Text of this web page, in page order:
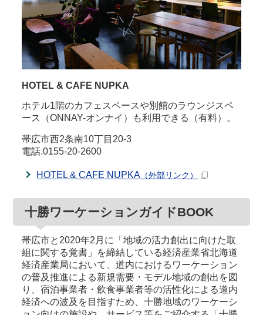
HOTEL & CAFE NUPKA
ホテル1階のカフェスペースや別館のラウンジスペ
ース（ONNAY-オンナイ）も利用できる（有料）。
帯広市西2条南10丁目20-3
電話.0155-20-2600
HOTEL & CAFE NUPKA （外部リンク）
十勝ワーケーションガイドBOOK
帯広市と2020年2月に「地域の活力創出に向けた取
組に関する覚書」を締結している経済産業省北海道
経済産業局において、道内におけるワーケーション
の普及推進による新規需要・モデル地域の創出を図
り、宿泊事業者・飲食事業者等の活性化による道内
経済への波及を目指すため、十勝地域のワーケーシ